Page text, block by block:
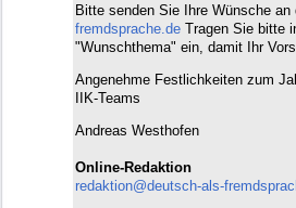
Bitte senden Sie Ihre Wünsche an
fremdsprache.de Tragen Sie bitte
"Wunschthema" ein, damit Ihr
Angenehme Festlichkeiten zum
IIK-Teams
Andreas Westhofen
Online-Redaktion
redaktion@deutsch-als-